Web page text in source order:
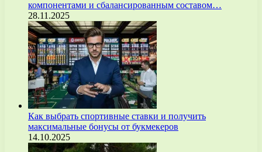
компонентами и сбалансированным составом…
28.11.2025
Как выбрать спортивные ставки и получить
максимальные бонусы от букмекеров
14.10.2025